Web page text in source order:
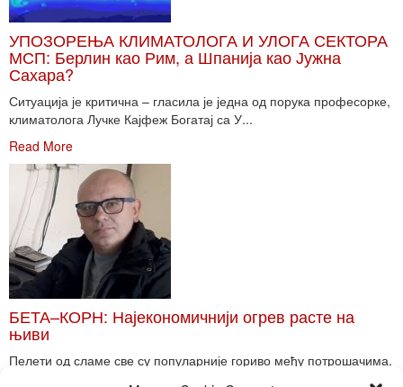
УПОЗОРЕЊА КЛИМАТОЛОГА И УЛОГА СЕКТОРА
МСП: Берлин као Рим, а Шпанија као Јужна
Сахара?
Ситуација је критична – гласила је једна од порука професорке,
климатолога Лучке Кајфеж Богатај са У...
Read More
БЕТА–КОРН: Најекономичнији огрев расте на
њиви
Пелети од сламе све су популарније гориво међу потрошачима.